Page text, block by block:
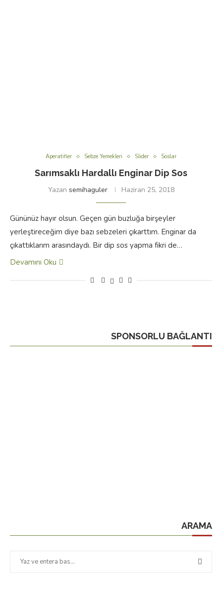
Aperatifler Sebze Yemekleri Slider Soslar
Sarımsaklı Hardallı Enginar Dip Sos
Yazan semihaguler Haziran 25, 2018
Gününüz hayır olsun. Geçen gün buzluğa birşeyler
yerleştireceğim diye bazı sebzeleri çıkarttım. Enginar da
çıkattıklarım arasındaydı. Bir dip sos yapma fikri de…
Devamını Oku
SPONSORLU BAĞLANTI
ARAMA